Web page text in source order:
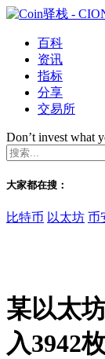
百科
资讯
指标
分享
交易所
Don’t invest what
大家都在搜：
比特币 以太坊 币
某以太
入3942